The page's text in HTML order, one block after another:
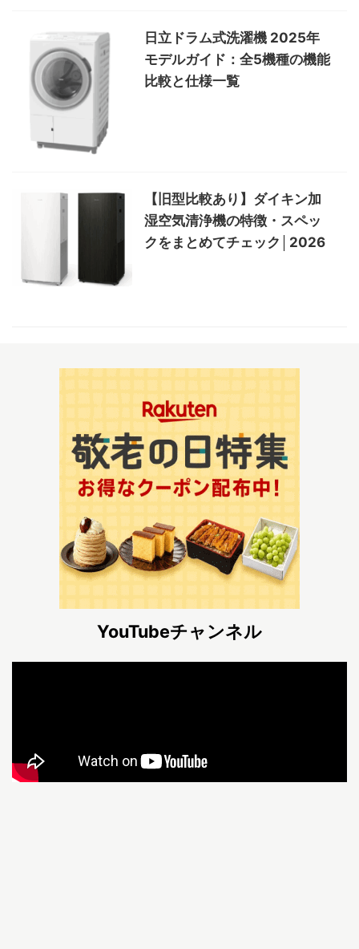
日立ドラム式洗濯機 2025年
モデルガイド：全5機種の機能
比較と仕様一覧
【旧型比較あり】ダイキン加
湿空気清浄機の特徴・スペッ
クをまとめてチェック│2026
YouTubeチャンネル